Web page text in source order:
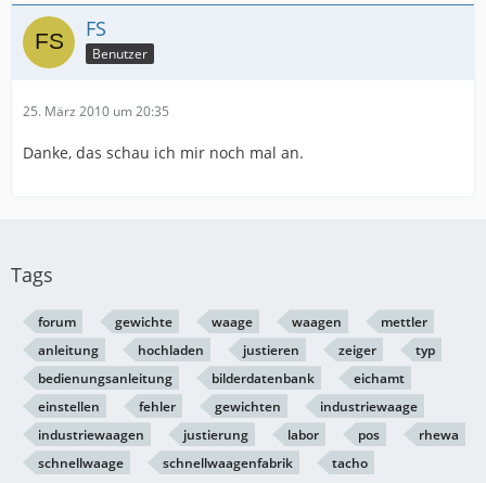
FS
Benutzer
25. März 2010 um 20:35
Danke, das schau ich mir noch mal an.
Tags
forum gewichte waage waagen
mettler
anleitung
hochladen justieren zeiger
typ
bedienungsanleitung
bilderdatenbank
eichamt
einstellen
fehler gewichten
industriewaage
industriewaagen
justierung labor pos
rhewa
schnellwaage
schnellwaagenfabrik tacho